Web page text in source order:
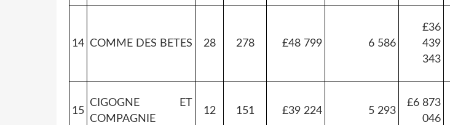
14 COMME DES BETES 28 278 £48 799 6 586
£36
439
343
15
CIGOGNE ET
COMPAGNIE
12 151 £39 224 5 293
£6 873
046